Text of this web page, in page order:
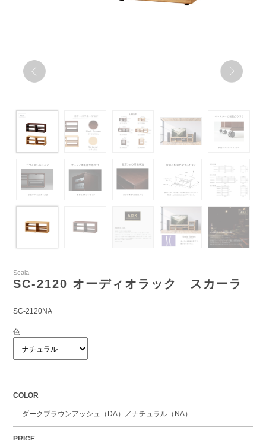
Scala
SC-2120 オーディオラック スカーラ
SC-2120NA
色
COLOR
ダークブラウンアッシュ（DA）／ナチュラル（NA）